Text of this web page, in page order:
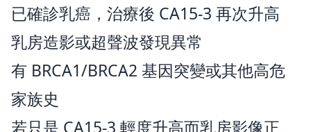
已確診乳癌，治療後 CA15-3 再次升高
乳房造影或超聲波發現異常
有 BRCA1/BRCA2 基因突變或其他高危
家族史
若只是 CA15-3 輕度升高而乳房影像正